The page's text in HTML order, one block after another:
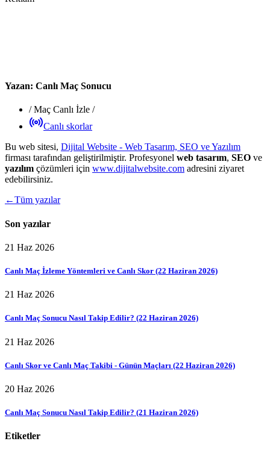
Yazan: Canlı Maç Sonucu
/Maç Canlı İzle /
Canlı skorlar
Bu web sitesi, Dijital Website - Web Tasarım, SEO ve Yazılım
firması tarafından geliştirilmiştir. Profesyonel web tasarım, SEO ve
yazılım çözümleri için www.dijitalwebsite.com adresini ziyaret
edebilirsiniz.
←Tüm yazılar
Son yazılar
21 Haz 2026
Canlı Maç İzleme Yöntemleri ve Canlı Skor (22 Haziran 2026)
21 Haz 2026
Canlı Maç Sonucu Nasıl Takip Edilir? (22 Haziran 2026)
21 Haz 2026
Canlı Skor ve Canlı Maç Takibi - Günün Maçları (22 Haziran 2026)
20 Haz 2026
Canlı Maç Sonucu Nasıl Takip Edilir? (21 Haziran 2026)
Etiketler